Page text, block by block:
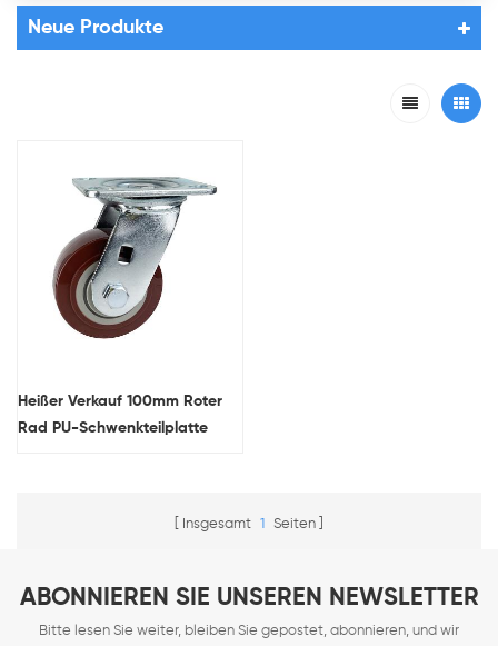
Neue Produkte
Heißer Verkauf 100mm Roter
Rad PU-Schwenkteilplatte
Insgesamt 1 Seiten
ABONNIEREN SIE UNSEREN NEWSLETTER
Bitte lesen Sie weiter, bleiben Sie gepostet, abonnieren, und wir